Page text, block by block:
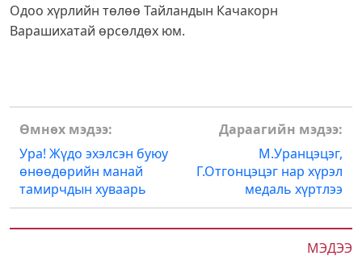
МЭДЭЭ
Одоо хүрлийн төлөө Тайландын Качакорн
Варашихатай өрсөлдөх юм.
Post
navigation
Өмнөх мэдээ:
Ура! Жүдо эхэлсэн буюу
өнөөдөрийн манай
тамирчдын хуваарь
Дараагийн мэдээ:
М.Уранцэцэг,
Г.Отгонцэцэг нар хүрэл
медаль хүртлээ